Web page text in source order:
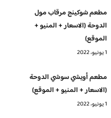
مطعم شوكينج مرقاب مول
الدوحة (الاسعار + المنيو +
الموقع)
1 يونيو، 2022
مطعم أويشي سوشي الدوحة
(الاسعار + المنيو + الموقع)
1 يونيو، 2022